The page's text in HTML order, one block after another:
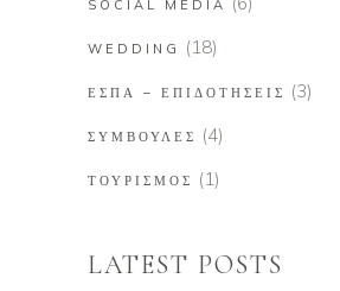
SOCIAL MEDIA
WEDDING (18)
ΕΣΠΑ – ΕΠΙΔΟΤΉΣΕΙΣ (3)
ΣΥΜΒΟΥΛΈΣ (4)
ΤΟΥΡΙΣΜΌΣ (1)
LATEST POSTS